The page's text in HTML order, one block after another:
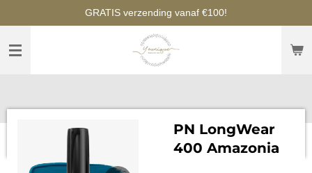
naar
hoofdinhoud
GRATIS verzending vanaf €100!
PN LongWear
400 Amazonia